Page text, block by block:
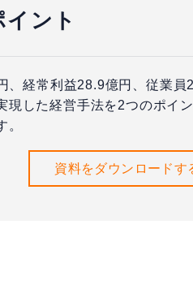
ント
、経常利益28.9億円、従業員
現した経営手法を2つのポイ
。
資料をダウンロードす